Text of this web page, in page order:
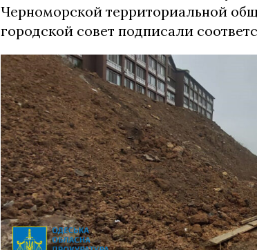
Черноморской территориальной
городской совет подписали